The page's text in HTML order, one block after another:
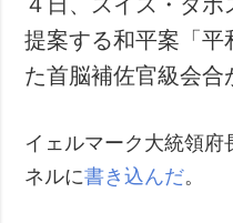
動画
提案する和平案「平
た首脳補佐官級会合
イェルマーク大統領
ネルに書き込んだ。